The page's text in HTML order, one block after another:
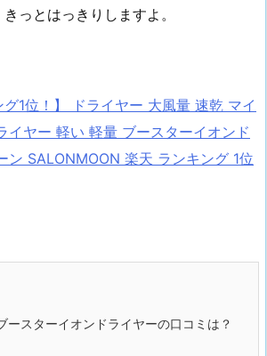
っとはっきりしますよ。
グ1位！】 ドライヤー 大風量 速乾 マイ
イヤー 軽い 軽量 ブースターイオンド
ン SALONMOON 楽天 ランキング 1位
ースターイオンドライヤーの口コミは？